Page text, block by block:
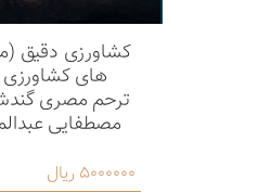
کشاورزی دقیق
های کشاورزی
ترحم مصری
مصطفایی
5000000 ریال